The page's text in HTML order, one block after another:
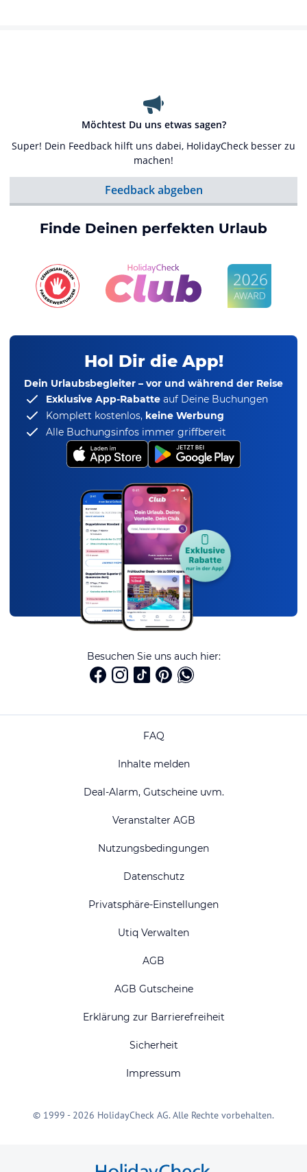
Möchtest Du uns etwas sagen?
Super! Dein Feedback hilft uns dabei, HolidayCheck besser zu
machen!
Feedback abgeben
Finde Deinen perfekten Urlaub
Hol Dir die App!
Dein Urlaubsbegleiter – vor und während der Reise
Exklusive App-Rabatte auf Deine Buchungen
Komplett kostenlos, keine Werbung
Alle Buchungsinfos immer griffbereit
Besuchen Sie uns auch hier:
FAQ
Inhalte melden
Deal-Alarm, Gutscheine uvm.
Veranstalter AGB
Nutzungsbedingungen
Datenschutz
Privatsphäre-Einstellungen
Utiq Verwalten
AGB
AGB Gutscheine
Erklärung zur Barrierefreiheit
Sicherheit
Impressum
© 1999 - 2026 HolidayCheck AG. Alle Rechte vorbehalten.